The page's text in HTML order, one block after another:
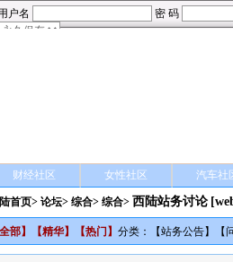
财经社区 女性社区 汽车社
首页> 论坛> 综合> 综合> 西陆站务讨论
全部】【精华】【热门 】 分类：【站务公告】【